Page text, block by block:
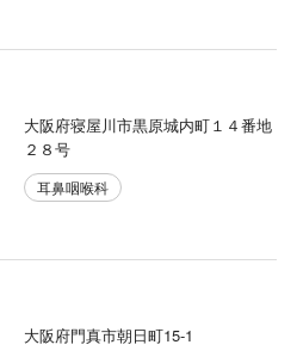
大阪府寝屋川市黒原城内町１４番地
２８号
耳鼻咽喉科
大阪府門真市朝日町15-1